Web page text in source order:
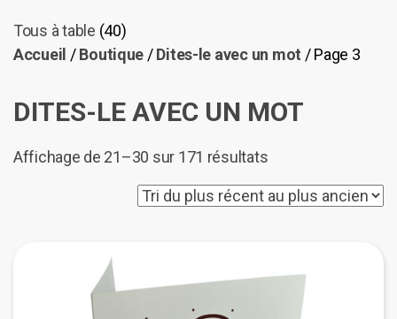
Tous à table (40)
Accueil /Boutique /Dites-le avec un mot / Page 3
DITES-LE AVEC UN MOT
Affichage de 21–30 sur 171 résultatsTrié
plus
plus
ancien